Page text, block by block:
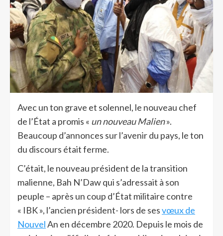
Avec un ton grave et solennel, le nouveau chef
de l’État a promis « un nouveau Malien».
Beaucoup d’annonces sur l’avenir du pays, le ton
du discours était ferme.
C’était, le nouveau président de la transition
malienne, Bah N’Daw qui s’adressait à son
peuple – après un coup d’État militaire contre
« IBK », l’ancien président- lors de sesvœux de
NouvelAn en décembre 2020. Depuis le mois de